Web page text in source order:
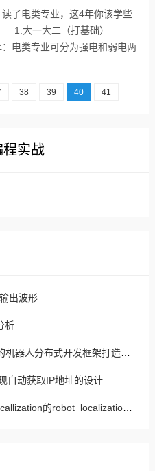
了电类专业，这4年你该学些
1.大一大二（打基础）
电类专业可分为强电和弱电两
化以强电为主弱电为辅，电子...
38 39 40 41
程实战
出波形
析
人分布式开发框架打造机器人
自动获取IP地址的设计
实现传感器融合ROS 2